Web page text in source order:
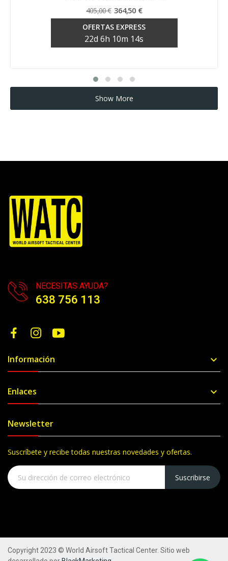
405,00 € 364,50 €
OFERTAS EXPRESS
22d 6h 10m 13s
Show More
NECESITAS AYUDA?
638 756 113
Información 
Enlaces 
Newsletter
Suscríbete y recibe todas nuestras novedades y ofertas.
Suscribirse
Copyright 2023 © World Airsoft Tactical Center. Sitio web